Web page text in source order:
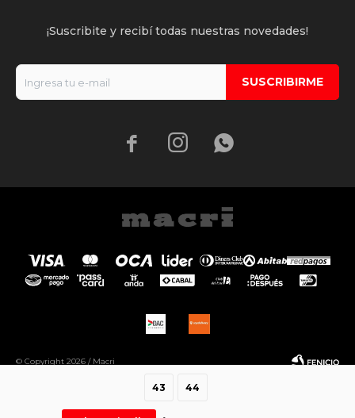
43 44
¡Suscribite y recibí todas nuestras novedades!
SUSCRIBIRME
  
© Copyright 2026 / Macri